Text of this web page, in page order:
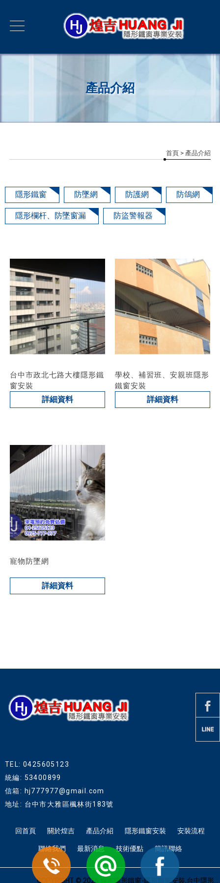
產品介紹
首頁 > 產品介紹
隱形鐵窗 防墜網 防護網 防鴿網
隱形欄杆、防墜窗漏 防盜警報器
台中市政北七路大樓隱形鐵
窗安裝
詳細資料
學校、補習班、安親班隱形
鐵窗安裝
詳細資料
寵物防墜網
詳細資料
TEL: 0425605123
統編: 53400899
信箱: hj777977@gmail.com
地址: 台中市大雅區楓林街183號
回首頁 關於煌吉 產品介紹 隱形鐵窗安裝 安裝流程
聯絡我們 最新消息 技術優點 簡訊聯絡